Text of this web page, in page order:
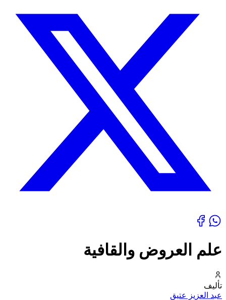
علم العروض والقافية
تأليف
عبد العزيز عتيق